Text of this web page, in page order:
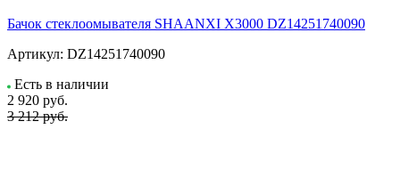
Бачок стеклоомывателя SHAANXI X3000 DZ14251740090
Артикул: DZ14251740090
Есть в наличии
2 920 руб.
3 212 руб.